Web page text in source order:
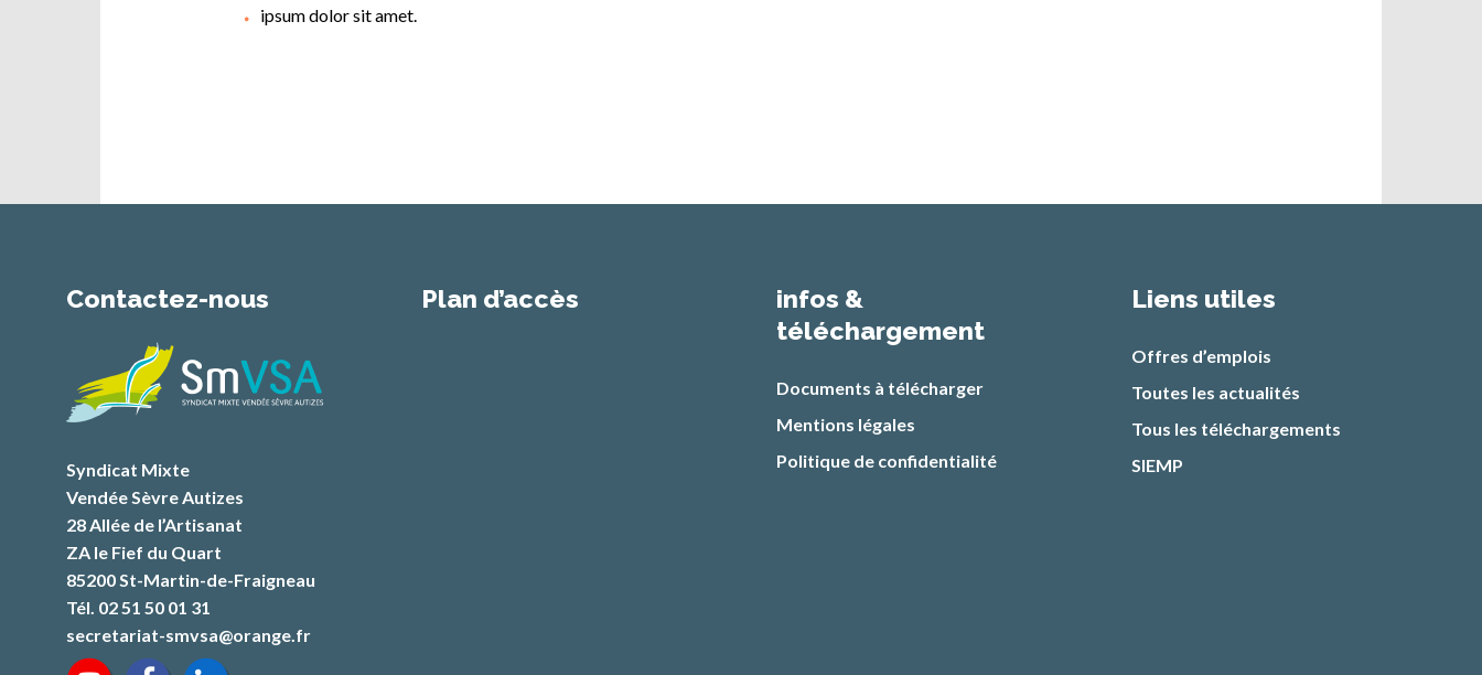
ipsum dolor sit amet.
Contactez-nous
Syndicat Mixte
Vendée Sèvre Autizes
28 Allée de l’Artisanat
ZA le Fief du Quart
85200 St-Martin-de-Fraigneau
Tél. 02 51 50 01 31
secretariat-smvsa@orange.fr
Plan d’accès
infos &
téléchargement
Documents à télécharger
Mentions légales
Politique de confidentialité
Liens utiles
Offres d’emplois
Toutes les actualités
Tous les téléchargements
SIEMP